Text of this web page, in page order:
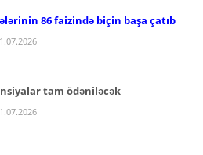
86 faizində biçin başa çatıb
tam ödəniləcək